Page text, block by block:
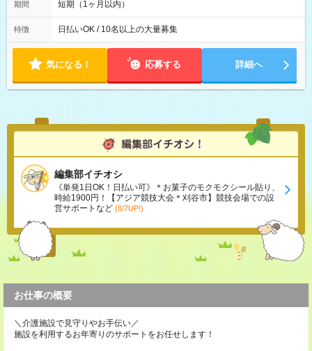
※週3~5日勤務(勤務日数応相談) ※期間前から勤務スタートも可
り ※夜勤シフトあり
期間 短期（1ヶ月以内）
特徴 日払いOK / 10名以上の大量募集
気になる！ 応募する 詳細へ
編集部イチオシ
《単発1日OK！日払い可》＊お菓子のモクモクシール貼り、
時給1900円！【アジア競技大会＊刈谷市】競技会場での設
営サポートなど (8/7UP!)
お仕事の概要
＼介護施設で見守りやお手伝い／
施設を利用するお年寄りのサポートをお任せします！